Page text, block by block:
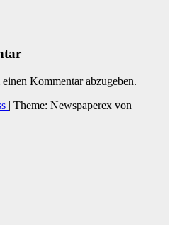
einen Kommentar abzugeben.
| Theme: Newspaperex von